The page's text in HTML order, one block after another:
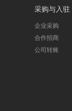
采购与入驻
企业采购
合作招商
公司转账